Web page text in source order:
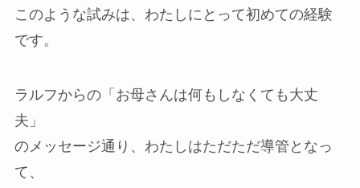
このような試みは、わたしにとって初めての経験
です。
ラルフからの「お母さんは何もしなくても大丈
夫」
のメッセージ通り、わたしはただただ導管となっ
て、